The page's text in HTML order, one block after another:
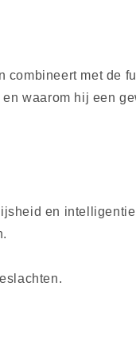
met de
waarom hij een
en